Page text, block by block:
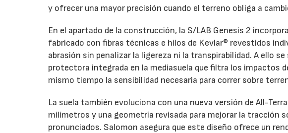
y ofrecer una mayor precisión cuando el terreno obliga a
En el apartado de la construcción, la S/LAB Genesis 2
fabricado con fibras técnicas e hilos de Kevlar® revestidos
abrasión sin penalizar la ligereza ni la transpirabilidad. A ello
protectora integrada en la mediasuela que filtra los impactos
mismo tiempo la sensibilidad necesaria para correr sobre
La suela también evoluciona con una nueva versión de All-
milímetros y una geometría revisada para mejorar la tracción
pronunciados. Salomon asegura que este diseño ofrece un